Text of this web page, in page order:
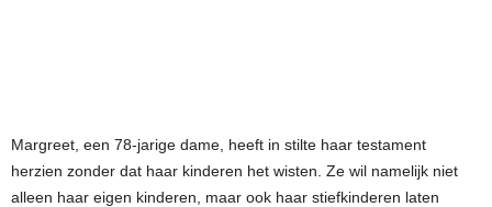
Margreet, een 78-jarige dame, heeft in stilte haar testament
herzien zonder dat haar kinderen het wisten. Ze wil namelijk niet
alleen haar eigen kinderen, maar ook haar stiefkinderen laten